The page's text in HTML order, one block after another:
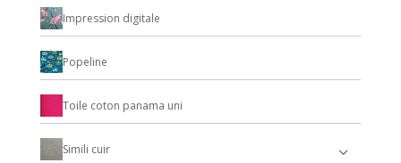
Impression digitale
Popeline
Toile coton panama uni
Simili cuir